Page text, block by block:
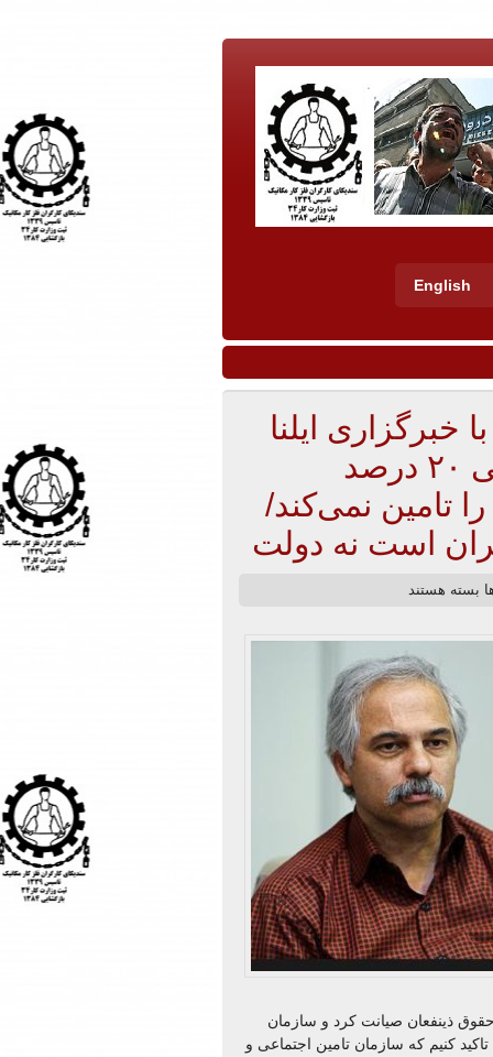
English
خبرگزاری ایلنا
مطرح کرد: دفترچه‌های درمانی ۲۰ درصد
تامین نمی‌کند/
است نه دولت
بسته هستند
ذینفعان صیانت کرد و سازمان
کنیم که سازمان تامین اجتماعی و